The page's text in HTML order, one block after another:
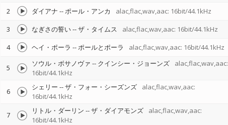
2 ダイアナ --ポール・アンカ alac,flac,wav,aac: 16bit/44.1kHz
3
なぎさの誓い--ザ・タイムス alac,flac,wav,aac: 16bit/44.1kHz
4
ヘイ・ポーラ --ポールとポーラ alac,flac,wav,aac: 16bit/44.1kHz
5 ソウル・ボサノヴァ -- クインシー・ジョーンズ
alac,flac,wav,aac:
16bit/44.1kHz
6 シェリー --ザ・フォー・シーズンズ
alac,flac,wav,aac:
16bit/44.1kHz
7 リトル・ダーリン --ザ・ダイアモンズ
alac,flac,wav,aac:
16bit/44.1kHz